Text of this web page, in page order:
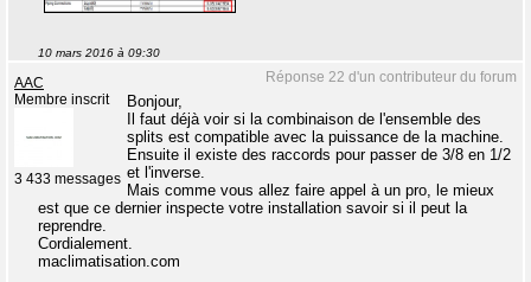
10 mars 2016 à 09:30
Réponse 22 d'un contributeur du forum
AAC
Membre inscrit
3 433 messages
Bonjour,
Il faut déjà voir si la combinaison de l'ensemble des
splits est compatible avec la puissance de la machine.
Ensuite il existe des raccords pour passer de 3/8 en 1/2
et l'inverse.
Mais comme vous allez faire appel à un pro, le mieux
est que ce dernier inspecte votre installation savoir si il peut la
reprendre.
Cordialement.
maclimatisation.com